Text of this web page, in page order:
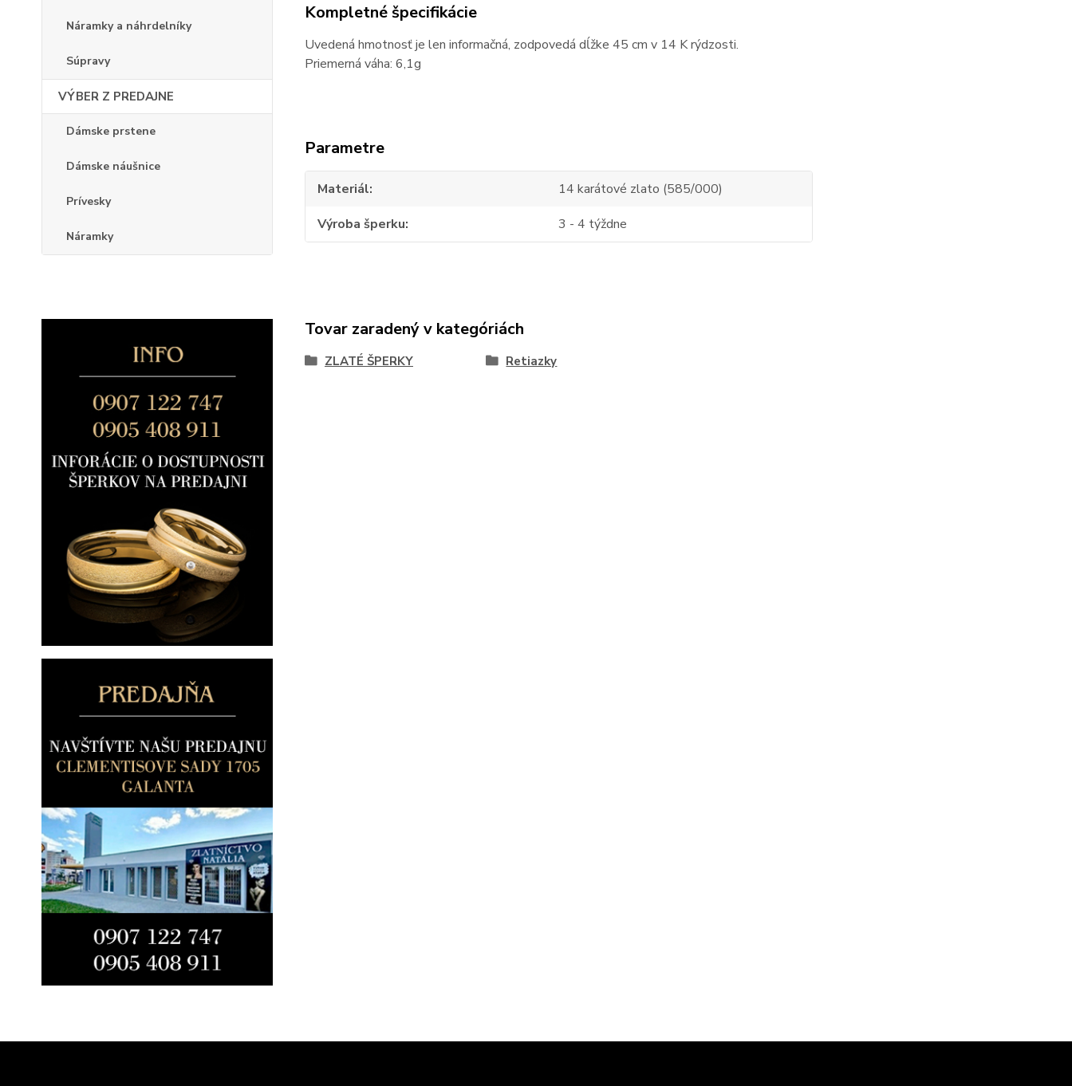
Náramky a náhrdelníky
Súpravy
VÝBER Z PREDAJNE
Dámske prstene
Dámske náušnice
Prívesky
Náramky
Kompletné špecifikácie
Uvedená hmotnosť je len informačná, zodpovedá dĺžke 45 cm v 14 K rýdzosti.
Priemerná váha: 6,1g
Parametre
Materiál
14 karátové zlato (585/000)
Výroba šperku
3 - 4 týždne
Tovar zaradený v kategóriách
ZLATÉ ŠPERKY Retiazky